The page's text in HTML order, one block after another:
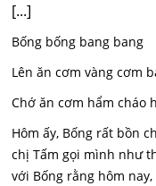
[...]
Bống bống bang bang
Lên ăn cơm vàng cơm
Chớ ăn cơm hẩm cháo
Hôm ấy, Bống rất bồn
chị Tấm gọi mình như
với Bống rằng hôm